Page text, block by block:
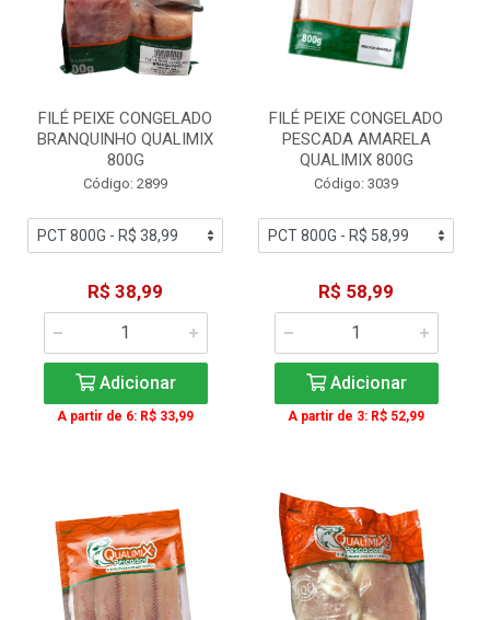
FILÉ PEIXE CONGELADO
BRANQUINHO QUALIMIX
800G
Código: 2899
R$ 38,99
Adicionar
A partir de 6: R$ 33,99
FILÉ PEIXE CONGELADO
PESCADA AMARELA
QUALIMIX 800G
Código: 3039
R$ 58,99
Adicionar
A partir de 3: R$ 52,99